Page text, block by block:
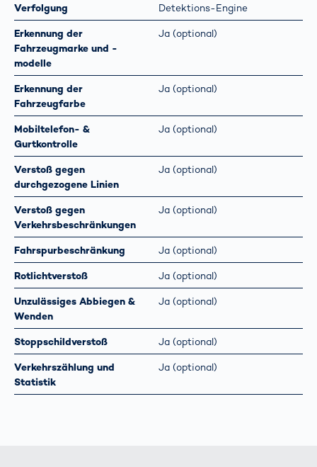
Verfolgung
Detektions-Engine
Erkennung der
Fahrzeugmarke und -
modelle
Ja (optional)
Erkennung der
Fahrzeugfarbe
Ja (optional)
Mobiltelefon- &
Gurtkontrolle
Ja (optional)
Verstoß gegen
durchgezogene Linien
Ja (optional)
Verstoß gegen
Verkehrsbeschränkungen
Ja (optional)
Fahrspurbeschränkung Ja (optional)
Rotlichtverstoß Ja (optional)
Unzulässiges Abbiegen &
Wenden
Ja (optional)
Stoppschildverstoß Ja (optional)
Verkehrszählung und
Statistik
Ja (optional)